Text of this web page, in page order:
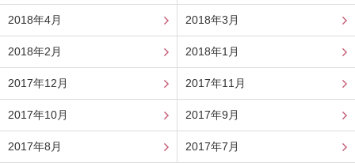
2018年4月 2018年3月
2018年2月 2018年1月
2017年12月 2017年11月
2017年10月 2017年9月
2017年8月 2017年7月